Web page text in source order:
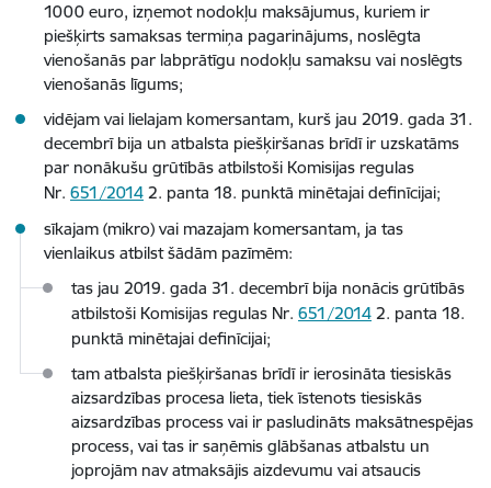
1000 euro, izņemot nodokļu maksājumus, kuriem ir
piešķirts samaksas termiņa pagarinājums, noslēgta
vienošanās par labprātīgu nodokļu samaksu vai noslēgts
vienošanās līgums;
vidējam vai lielajam komersantam, kurš jau 2019. gada 31.
decembrī bija un atbalsta piešķiršanas brīdī ir uzskatāms
par nonākušu grūtībās atbilstoši Komisijas regulas
Nr. 651/2014 2. panta 18. punktā minētajai definīcijai;
sīkajam (mikro) vai mazajam komersantam, ja tas
vienlaikus atbilst šādām pazīmēm:
tas jau 2019. gada 31. decembrī bija nonācis grūtībās
atbilstoši Komisijas regulas Nr. 651/2014 2. panta 18.
punktā minētajai definīcijai;
tam atbalsta piešķiršanas brīdī ir ierosināta tiesiskās
aizsardzības procesa lieta, tiek īstenots tiesiskās
aizsardzības process vai ir pasludināts maksātnespējas
process, vai tas ir saņēmis glābšanas atbalstu un
joprojām nav atmaksājis aizdevumu vai atsaucis